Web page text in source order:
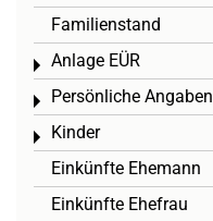
Familienstand
Anlage EÜR
Toggle menu
Persönliche Angaben
Toggle menu
Kinder
Toggle menu
Einkünfte Ehemann
Einkünfte Ehefrau